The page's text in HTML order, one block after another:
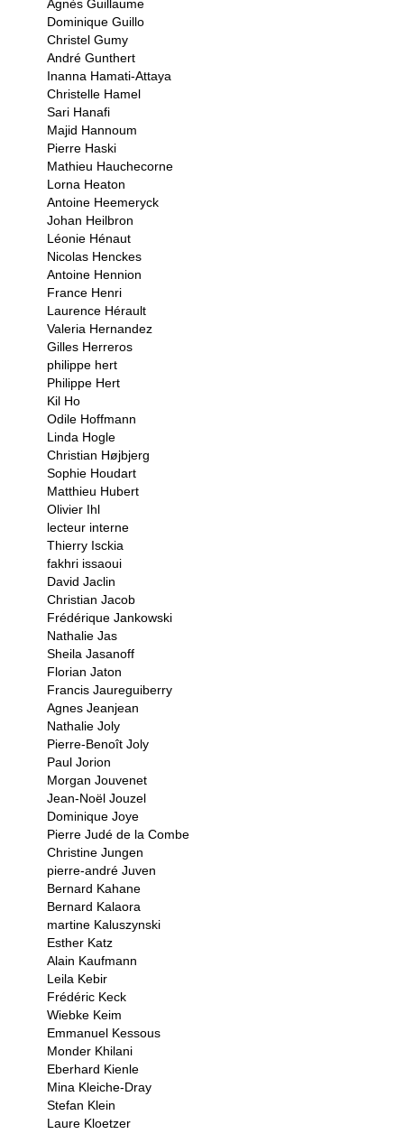
Agnès Guillaume
Dominique Guillo
Christel Gumy
André Gunthert
Inanna Hamati-Attaya
Christelle Hamel
Sari Hanafi
Majid Hannoum
Pierre Haski
Mathieu Hauchecorne
Lorna Heaton
Antoine Heemeryck
Johan Heilbron
Léonie Hénaut
Nicolas Henckes
Antoine Hennion
France Henri
Laurence Hérault
Valeria Hernandez
Gilles Herreros
philippe hert
Philippe Hert
Kil Ho
Odile Hoffmann
Linda Hogle
Christian Højbjerg
Sophie Houdart
Matthieu Hubert
Olivier Ihl
lecteur interne
Thierry Isckia
fakhri issaoui
David Jaclin
Christian Jacob
Frédérique Jankowski
Nathalie Jas
Sheila Jasanoff
Florian Jaton
Francis Jaureguiberry
Agnes Jeanjean
Nathalie Joly
Pierre-Benoît Joly
Paul Jorion
Morgan Jouvenet
Jean-Noël Jouzel
Dominique Joye
Pierre Judé de la Combe
Christine Jungen
pierre-andré Juven
Bernard Kahane
Bernard Kalaora
martine Kaluszynski
Esther Katz
Alain Kaufmann
Leila Kebir
Frédéric Keck
Wiebke Keim
Emmanuel Kessous
Monder Khilani
Eberhard Kienle
Mina Kleiche-Dray
Stefan Klein
Laure Kloetzer